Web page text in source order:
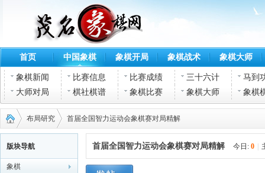
首页 中国象棋 象棋开局 象棋战术 象棋大师
象棋新闻 比赛信息 比赛成绩 三十六计
马到
大师对局
棋社棋谱 象棋比赛 象棋大师 象棋
茂名›
布局研究 首届全国智力运动会象棋赛对局精解
版块导航
象棋
首届全国智力运动会象棋赛对局精解 今日: 0